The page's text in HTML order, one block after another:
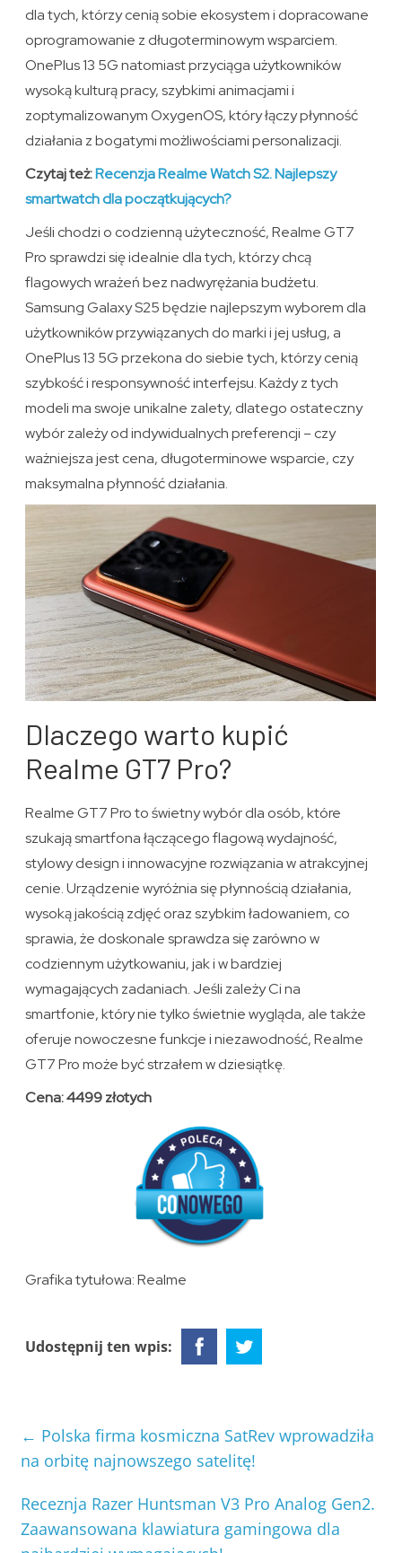
dla tych, którzy cenią sobie ekosystem i dopracowane
oprogramowanie z długoterminowym wsparciem.
OnePlus 13 5G natomiast przyciąga użytkowników
wysoką kulturą pracy, szybkimi animacjami i
zoptymalizowanym OxygenOS, który łączy płynność
działania z bogatymi możliwościami personalizacji.
Czytaj też:Recenzja Realme Watch S2. Najlepszy
smartwatch dla początkujących?
Jeśli chodzi o codzienną użyteczność, Realme GT7
Pro sprawdzi się idealnie dla tych, którzy chcą
flagowych wrażeń bez nadwyrężania budżetu.
Samsung Galaxy S25 będzie najlepszym wyborem dla
użytkowników przywiązanych do marki i jej usług, a
OnePlus 13 5G przekona do siebie tych, którzy cenią
szybkość i responsywność interfejsu. Każdy z tych
modeli ma swoje unikalne zalety, dlatego ostateczny
wybór zależy od indywidualnych preferencji – czy
ważniejsza jest cena, długoterminowe wsparcie, czy
maksymalna płynność działania.
Dlaczego warto kupić
Realme GT7 Pro?
Realme GT7 Pro to świetny wybór dla osób, które
szukają smartfona łączącego flagową wydajność,
stylowy design i innowacyjne rozwiązania w atrakcyjnej
cenie. Urządzenie wyróżnia się płynnością działania,
wysoką jakością zdjęć oraz szybkim ładowaniem, co
sprawia, że doskonale sprawdza się zarówno w
codziennym użytkowaniu, jak i w bardziej
wymagających zadaniach. Jeśli zależy Ci na
smartfonie, który nie tylko świetnie wygląda, ale także
oferuje nowoczesne funkcje i niezawodność, Realme
GT7 Pro może być strzałem w dziesiątkę.
Cena: 4499 złotych
Grafika tytułowa: Realme
Udostępnij ten wpis:
← Polska firma kosmiczna SatRev wprowadziła
na orbitę najnowszego satelitę!
Receznja Razer Huntsman V3 Pro Analog Gen2.
Zaawansowana klawiatura gamingowa dla